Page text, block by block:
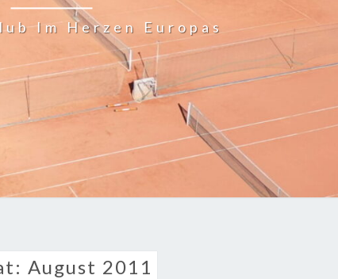
Im Herzen Europas
August 2011